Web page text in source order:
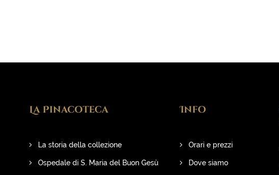
La Pinacoteca
La storia della collezione
Ospedale di S. Maria del Buon Gesù
Info
Orari e prezzi
Dove siamo